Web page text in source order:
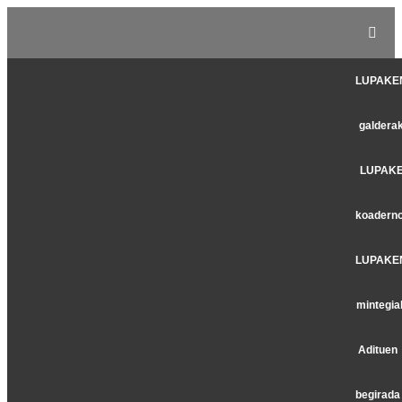
Adituen
begirada